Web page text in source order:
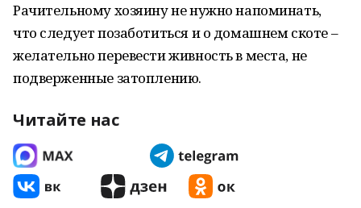
Рачительному хозяину не нужно напоминать,
что следует позаботиться и о домашнем скоте –
желательно перевести живность в места, не
подверженные затоплению.
Читайте нас